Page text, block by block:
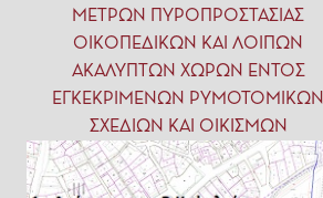
ΜΕΤΡΩΝ ΠΥΡΟΠΡΟΣΤΑΣΙΑΣ
ΟΙΚΟΠΕΔΙΚΩΝ ΚΑΙ ΛΟΙΠΩΝ
ΑΚΑΛΥΠΤΩΝ ΧΩΡΩΝ ΕΝΤΟΣ
ΕΓΚΕΚΡΙΜΕΝΩΝ ΡΥΜΟΤΟΜΙΚΩΝ
ΣΧΕΔΙΩΝ ΚΑΙ ΟΙΚΙΣΜΩΝ